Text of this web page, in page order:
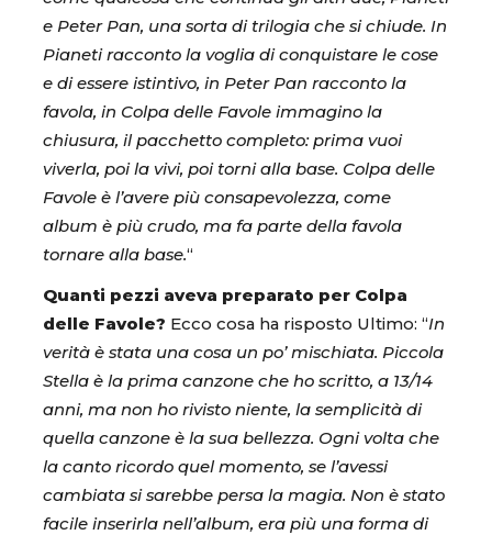
e Peter Pan, una sorta di trilogia che si chiude. In
Pianeti racconto la voglia di conquistare le cose
e di essere istintivo, in Peter Pan racconto la
favola, in Colpa delle Favole immagino la
chiusura, il pacchetto completo: prima vuoi
viverla, poi la vivi, poi torni alla base. Colpa delle
Favole è l’avere più consapevolezza, come
album è più crudo, ma fa parte della favola
tornare alla base.“
Quanti pezzi aveva preparato per Colpa
delle Favole? Ecco cosa ha risposto Ultimo: “In
verità è stata una cosa un po’ mischiata. Piccola
Stella è la prima canzone che ho scritto, a 13/14
anni, ma non ho rivisto niente, la semplicità di
quella canzone è la sua bellezza. Ogni volta che
la canto ricordo quel momento, se l’avessi
cambiata si sarebbe persa la magia. Non è stato
facile inserirla nell’album, era più una forma di